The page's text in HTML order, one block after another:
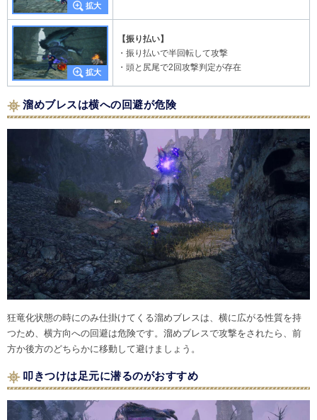
【振り払い】
・振り払いで半回転して攻撃
・頭と尻尾で2回攻撃判定が存在
溜めブレスは横への回避が危険
狂竜化状態の時にのみ仕掛けてくる溜めブレスは、横に広がる性質を持
つため、横方向への回避は危険です。溜めブレスで攻撃をされたら、前
方か後方のどちらかに移動して避けましょう。
叩きつけは足元に潜るのがおすすめ